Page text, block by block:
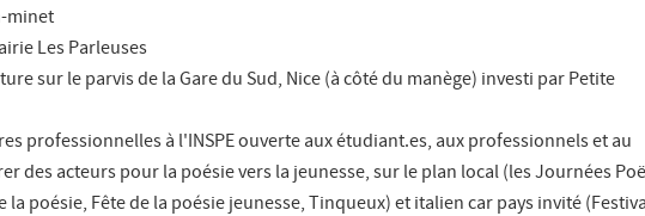
minet
Les Parleuses
sur le parvis de la Gare du Sud, Nice (à côté du manège) investi par Petite
professionnelles à l'INSPE ouverte aux étudiant.es, aux professionnels et au
des acteurs pour la poésie vers la jeunesse, sur le plan local (les Journées
la poésie, Fête de la poésie jeunesse, Tinqueux) et italien car pays invité